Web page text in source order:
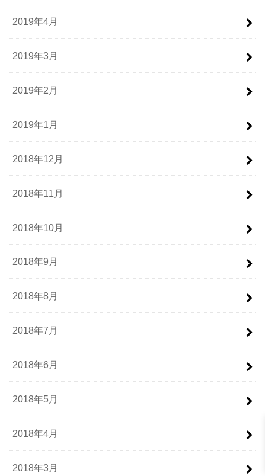
2019年4月
2019年3月
2019年2月
2019年1月
2018年12月
2018年11月
2018年10月
2018年9月
2018年8月
2018年7月
2018年6月
2018年5月
2018年4月
2018年3月